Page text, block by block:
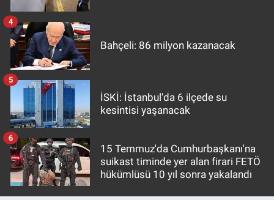
Bahçeli: 86 milyon kazanacak
4
İSKİ: İstanbul'da 6 ilçede su
kesintisi yaşanacak
5
15 Temmuz'da Cumhurbaşkanı'na
suikast timinde yer alan firari FETÖ
hükümlüsü 10 yıl sonra yakalandı
6